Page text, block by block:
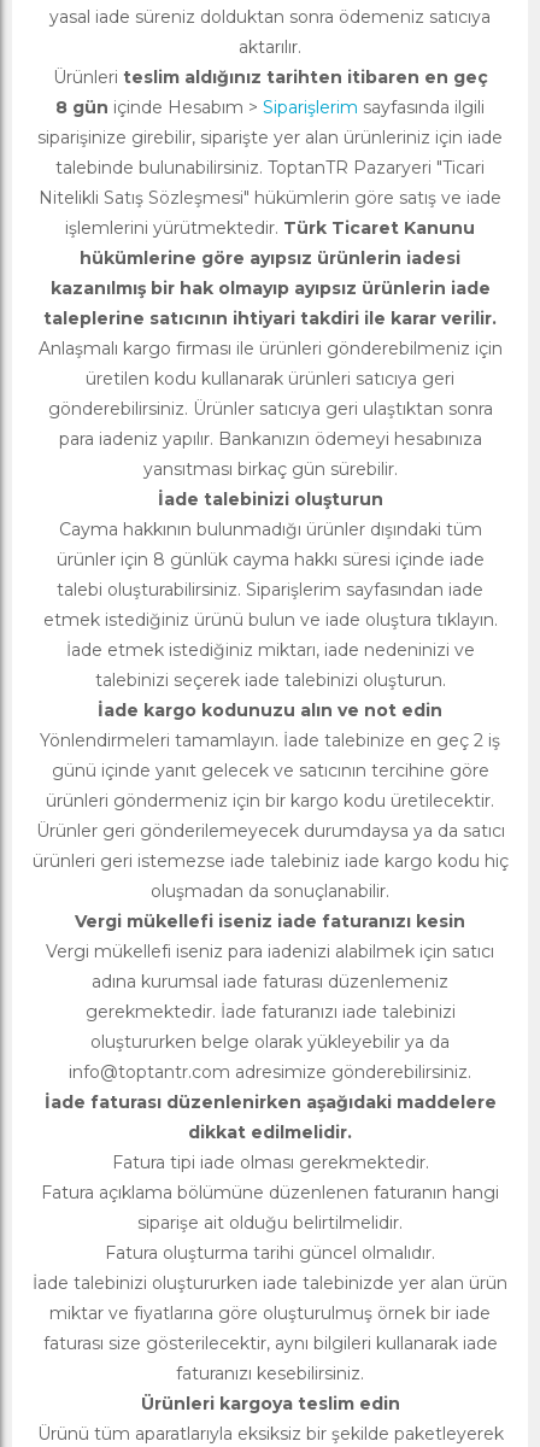
yasal iade süreniz dolduktan sonra ödemeniz satıcıya
aktarılır.
Ürünleri teslim aldığınız tarihten itibaren en geç
8 gün içinde Hesabım > Siparişlerim sayfasında ilgili
siparişinize girebilir, siparişte yer alan ürünleriniz için iade
talebinde bulunabilirsiniz. ToptanTR Pazaryeri "Ticari
Nitelikli Satış Sözleşmesi" hükümlerin göre satış ve iade
işlemlerini yürütmektedir. Türk Ticaret Kanunu
hükümlerine göre ayıpsız ürünlerin iadesi
kazanılmış bir hak olmayıp ayıpsız ürünlerin iade
taleplerine satıcının ihtiyari takdiri ile karar verilir.
Anlaşmalı kargo firması ile ürünleri gönderebilmeniz için
üretilen kodu kullanarak ürünleri satıcıya geri
gönderebilirsiniz. Ürünler satıcıya geri ulaştıktan sonra
para iadeniz yapılır. Bankanızın ödemeyi hesabınıza
yansıtması birkaç gün sürebilir.
İade talebinizi oluşturun
Cayma hakkının bulunmadığı ürünler dışındaki tüm
ürünler için 8 günlük cayma hakkı süresi içinde iade
talebi oluşturabilirsiniz. Siparişlerim sayfasından iade
etmek istediğiniz ürünü bulun ve iade oluştura tıklayın.
İade etmek istediğiniz miktarı, iade nedeninizi ve
talebinizi seçerek iade talebinizi oluşturun.
İade kargo kodunuzu alın ve not edin
Yönlendirmeleri tamamlayın. İade talebinize en geç 2 iş
günü içinde yanıt gelecek ve satıcının tercihine göre
ürünleri göndermeniz için bir kargo kodu üretilecektir.
Ürünler geri gönderilemeyecek durumdaysa ya da satıcı
ürünleri geri istemezse iade talebiniz iade kargo kodu hiç
oluşmadan da sonuçlanabilir.
Vergi mükellefi iseniz iade faturanızı kesin
Vergi mükellefi iseniz para iadenizi alabilmek için satıcı
adına kurumsal iade faturası düzenlemeniz
gerekmektedir. İade faturanızı iade talebinizi
oluştururken belge olarak yükleyebilir ya da
info@toptantr.com adresimize gönderebilirsiniz.
İade faturası düzenlenirken aşağıdaki maddelere
dikkat edilmelidir.
Fatura tipi iade olması gerekmektedir.
Fatura açıklama bölümüne düzenlenen faturanın hangi
siparişe ait olduğu belirtilmelidir.
Fatura oluşturma tarihi güncel olmalıdır.
İade talebinizi oluştururken iade talebinizde yer alan ürün
miktar ve fiyatlarına göre oluşturulmuş örnek bir iade
faturası size gösterilecektir, aynı bilgileri kullanarak iade
faturanızı kesebilirsiniz.
Ürünleri kargoya teslim edin
Ürünü tüm aparatlarıyla eksiksiz bir şekilde paketleyerek